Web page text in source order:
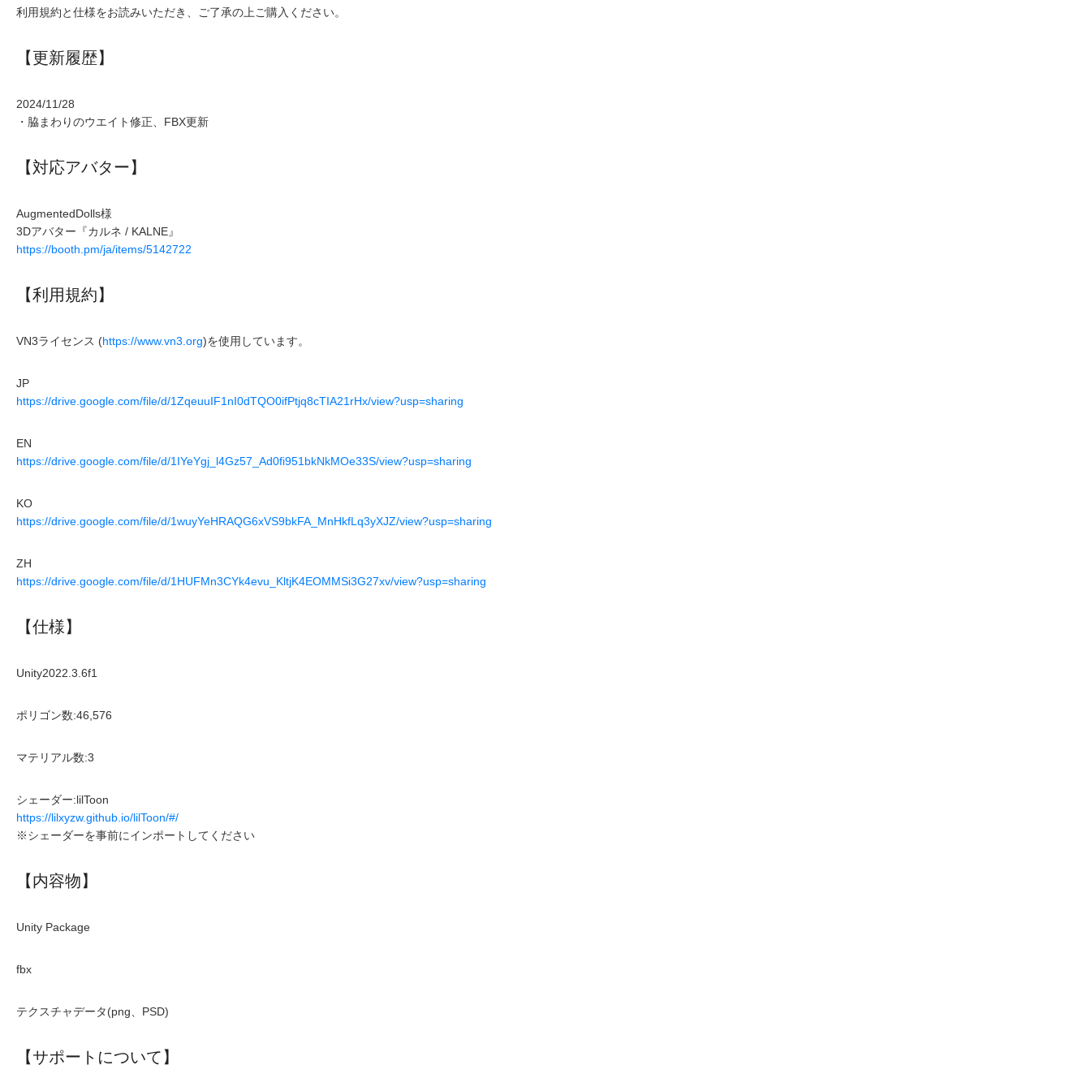
利用規約と仕様をお読みいただき、ご了承の上ご購入ください。
【更新履歴】
2024/11/28
・脇まわりのウエイト修正、FBX更新
【対応アバター】
AugmentedDolls様
3Dアバター『カルネ / KALNE』
https://booth.pm/ja/items/5142722
【利用規約】
VN3ライセンス (https://www.vn3.org)を使用しています。
JP
https://drive.google.com/file/d/1ZqeuuIF1nI0dTQO0ifPtjq8cTIA21rHx/view?usp=sharing
EN
https://drive.google.com/file/d/1IYeYgj_l4Gz57_Ad0fi951bkNkMOe33S/view?usp=sharing
KO
https://drive.google.com/file/d/1wuyYeHRAQG6xVS9bkFA_MnHkfLq3yXJZ/view?usp=sharing
ZH
https://drive.google.com/file/d/1HUFMn3CYk4evu_KltjK4EOMMSi3G27xv/view?usp=sharing
【仕様】
Unity2022.3.6f1
ポリゴン数:46,576
マテリアル数:3
シェーダー:lilToon
https://lilxyzw.github.io/lilToon/#/
※シェーダーを事前にインポートしてください
【内容物】
Unity Package
fbx
テクスチャデータ(png、PSD)
【サポートについて】